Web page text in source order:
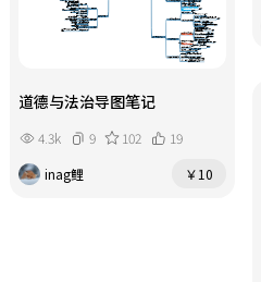
道德与法治导图笔记
4.3k 9 102
19
inag鲤
￥10